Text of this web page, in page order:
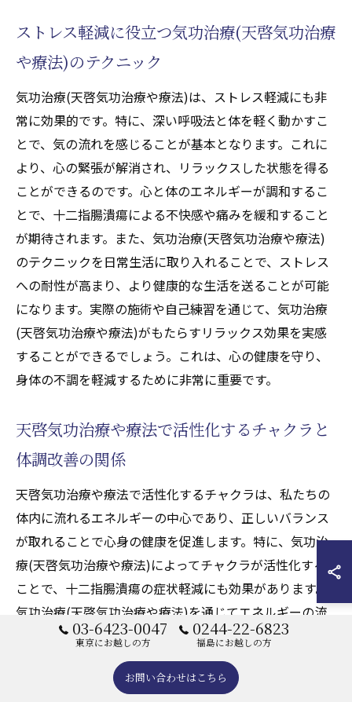
ストレス軽減に役立つ気功治療(天啓気功治療
や療法)のテクニック
気功治療(天啓気功治療や療法)は、ストレス軽減にも非
常に効果的です。特に、深い呼吸法と体を軽く動かすこ
とで、気の流れを感じることが基本となります。これに
より、心の緊張が解消され、リラックスした状態を得る
ことができるのです。心と体のエネルギーが調和するこ
とで、十二指腸潰瘍による不快感や痛みを緩和すること
が期待されます。また、気功治療(天啓気功治療や療法)
のテクニックを日常生活に取り入れることで、ストレス
への耐性が高まり、より健康的な生活を送ることが可能
になります。実際の施術や自己練習を通じて、気功治療
(天啓気功治療や療法)がもたらすリラックス効果を実感
することができるでしょう。これは、心の健康を守り、
身体の不調を軽減するために非常に重要です。
天啓気功治療や療法で活性化するチャクラと
体調改善の関係
天啓気功治療や療法で活性化するチャクラは、私たちの
体内に流れるエネルギーの中心であり、正しいバランス
が取れることで心身の健康を促進します。特に、気功治
療(天啓気功治療や療法)によってチャクラが活性化する
ことで、十二指腸潰瘍の症状軽減にも効果があります。
気功治療(天啓気功治療や療法)を通じてエネルギーの流
れを整えることで、消化器官や内臓の機能が改善され、
体調が向上します。遠隔施術(天啓気功治療や療法)で
は、施術者が天啓気功治療や療法で活性化するクンダリ
03-6423-0047
東京にお越しの方
0244-22-6823
福島にお越しの方
お問い合わせはこちら